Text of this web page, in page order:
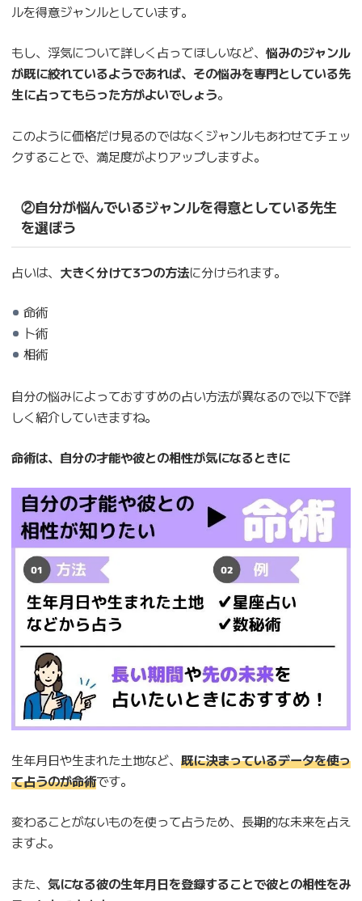
ルを得意ジャンルとしています。
もし、浮気について詳しく占ってほしいなど、 悩みのジャンル
が既に絞れているようであれば、その悩みを専門としている先
生に占ってもらった方がよいでしょう。
このように価格だけ見るのではなくジャンルもあわせてチェッ
クすることで、満足度がよりアップしますよ。
②自分が悩んでいるジャンルを得意としている先生
を選ぼう
占いは、 大きく分けて3つの方法に分けられます。
命術
卜術
相術
自分の悩みによっておすすめの占い方法が異なるので以下で詳
しく紹介していきますね。
命術は、自分の才能や彼との相性が気になるときに
生年月日や生まれた土地など、 既に決まっているデータを使っ
て占うのが命術です。
変わることがないものを使って占うため、長期的な未来を占え
ますよ。
また、 気になる彼の生年月日を登録することで彼との相性をみ